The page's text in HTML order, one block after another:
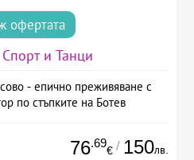
офертата
Спорт и Танци
- епично преживяване с
по стъпките на Ботев
76.69
€ / 150лв.